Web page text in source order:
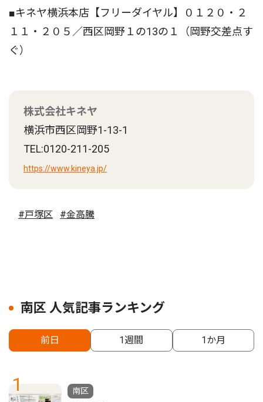
■キネヤ横浜本店【フリーダイヤル】０１２０・２
１１・２０５／西区岡野１の13の１（岡野交差点す
ぐ）
株式会社キネヤ
横浜市西区岡野1-13-1
TEL:0120-211-205
https://www.kineya.jp/
#戸塚区 #金高騰
南区 人気記事ランキング
前日 1週間 1か月
1
南区